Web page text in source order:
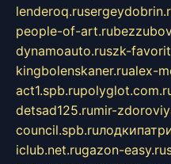
lenderoq.ru
people-of-art.ru
dynamoauto.ruszk-
kingbolenskaner.rualex-
act1.spb.ru
detsad125.rumir-
council.spb.ru
iclub.net.rugazon-easy.ru